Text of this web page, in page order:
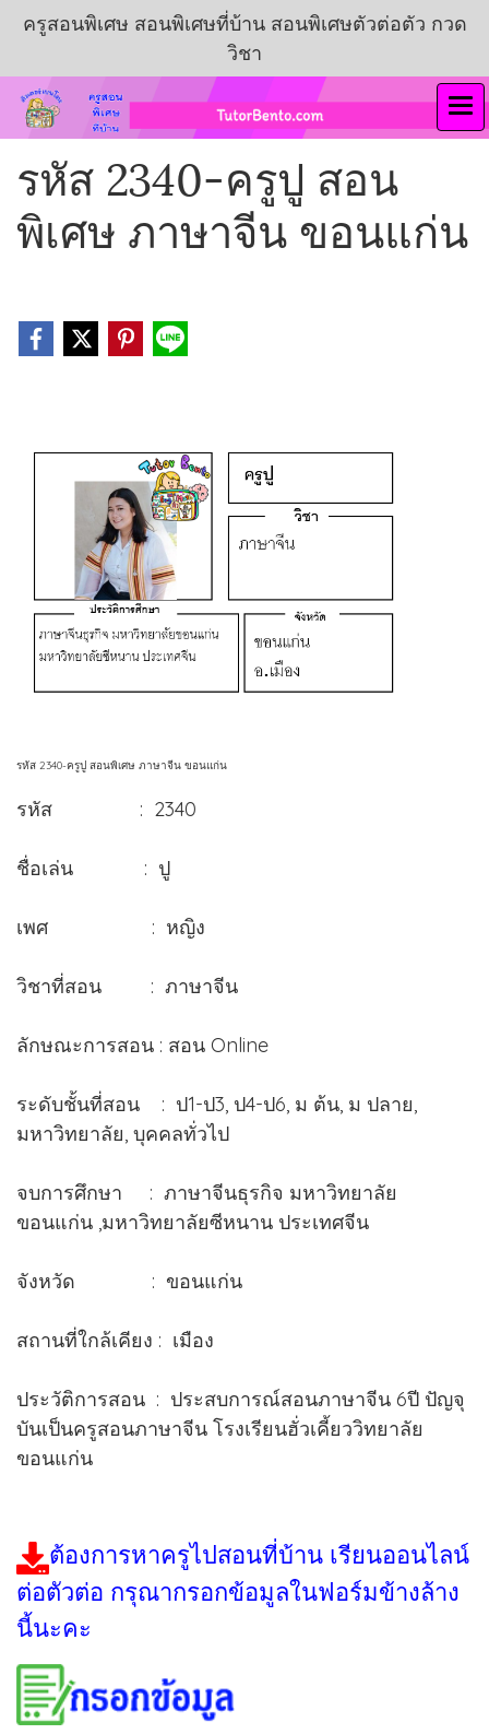
ครูสอนพิเศษ สอนพิเศษที่บ้าน สอนพิเศษตัวต่อตัว กวด
วิชา
รหัส 2340-ครูปู สอน
พิเศษ ภาษาจีน ขอนแก่น
รหัส 2340-ครูปู สอนพิเศษ ภาษาจีน ขอนแก่น
รหัส : 2340
ชื่อเล่น : ปู
เพศ : หญิง
วิชาที่สอน : ภาษาจีน
ลักษณะการสอน : สอน Online
ระดับชั้นที่สอน : ป1-ป3, ป4-ป6, ม ต้น, ม ปลาย,
มหาวิทยาลัย, บุคคลทั่วไป
จบการศึกษา : ภาษาจีนธุรกิจ มหาวิทยาลัย
ขอนแก่น ,มหาวิทยาลัยซีหนาน ประเทศจีน
จังหวัด : ขอนแก่น
สถานที่ใกล้เคียง : เมือง
ประวัติการสอน : ประสบการณ์สอนภาษาจีน 6ปี ปัญจุ
บันเป็นครูสอนภาษาจีน โรงเรียนฮั่วเคี้ยววิทยาลัย
ขอนแก่น
ต้องการหาครูไปสอนที่บ้าน เรียนออนไลน์
ต่อตัวต่อ กรุณากรอกข้อมูลในฟอร์มข้างล้าง
นี้นะคะ